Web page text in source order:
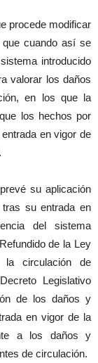
procede modificar
que cuando así se
introducido
valorar los daños
en los que la
los hechos por
en vigor de
su aplicación
su entrada en
del sistema
de la Ley
la circulación de
Legislativo
de los daños y
en vigor de la
a los daños y
de circulación.